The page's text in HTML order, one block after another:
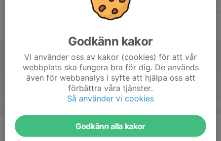
20
Mån
Godkänn kakor
Vi använder oss av kakor (cookies) för att vår
webbplats ska fungera bra för dig. De används
även för webbanalys i syfte att hjälpa oss att
förbättra våra tjänster.
Så använder vi cookies
Godkänn alla kakor